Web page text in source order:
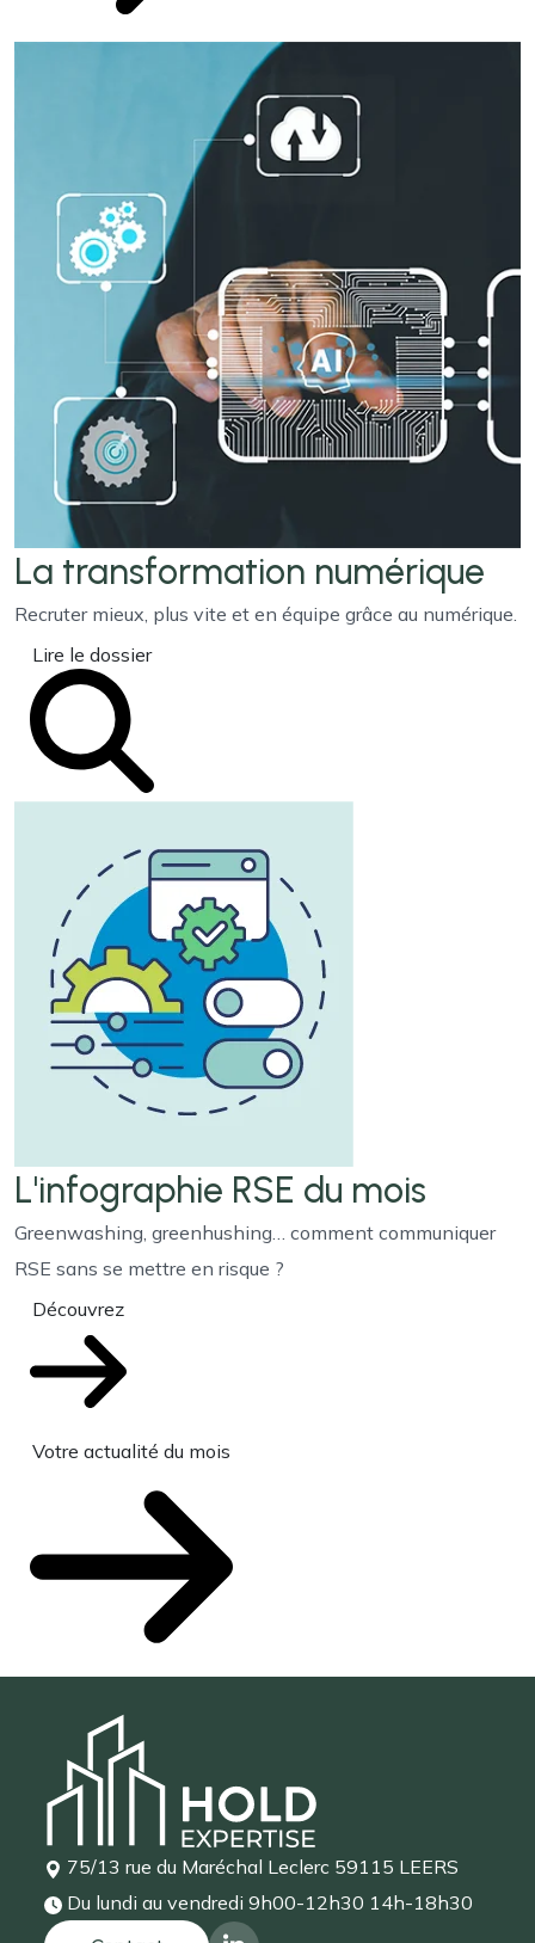
La transformation numérique
Recruter mieux, plus vite et en équipe grâce au numérique.
Lire le dossier
L'infographie RSE du mois
Greenwashing, greenhushing… comment communiquer
RSE sans se mettre en risque ?
Découvrez
Votre actualité du mois
75/13 rue du Maréchal Leclerc 59115 LEERS
Du lundi au vendredi9h00-12h30 14h-18h30